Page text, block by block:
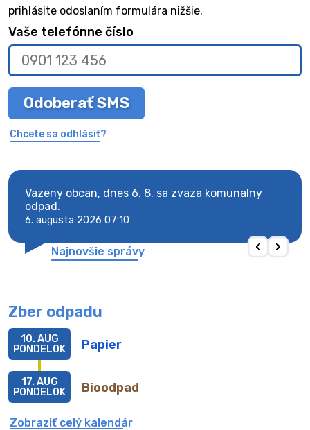
prihlásite odoslaním formulára nižšie.
Vaše telefónne číslo
Odoberať SMS
Chcete sa odhlásiť?
Vazeny obcan, dnes 6. 8. sa zvaza komunalny
odpad.
6. augusta 2026 07:10
Najnovšie správy
Zber odpadu
Papier
10. AUG
PONDELOK
Bioodpad
17. AUG
PONDELOK
Zobraziť celý kalendár